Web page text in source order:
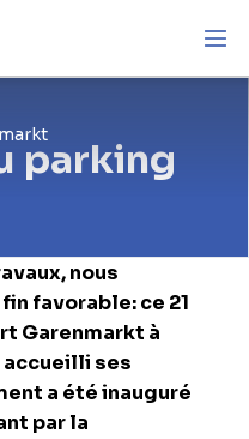
parking
nous
favorable: ce 21
Garenmarkt à
accueilli ses
a été inauguré
par la